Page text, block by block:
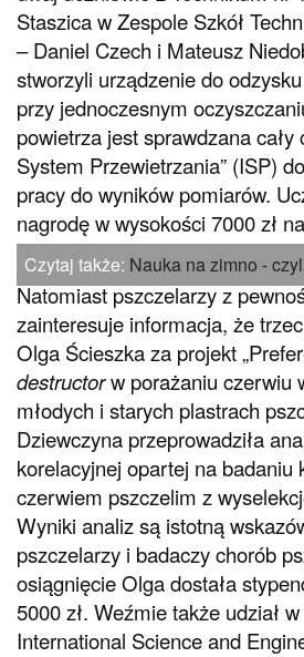
Staszica w Zespole Szkół
– Daniel Czech i Mateusz
stworzyli urządzenie do
przy jednoczesnym
powietrza jest sprawdzana cały
System Przewietrzania” (ISP)
pracy do wyników pomiarów.
nagrodę w wysokości 7000 zł
Czytaj także: Nauka na zimno -
Natomiast pszczelarzy z
zainteresuje informacja, że
Olga Ścieszka za projekt
destructorw porażaniu czerwiu
młodych i starych plastrach
Dziewczyna przeprowadziła
korelacyjnej opartej na badaniu
czerwiem pszczelim z
Wyniki analiz są istotną
pszczelarzy i badaczy chorób
osiągnięcie Olga dostała
5000 zł. Weźmie także udział
International Science and